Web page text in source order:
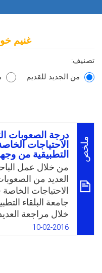
غنيم
تصنيف:
من الجديد للقديم
ملخص
درجة الصعوبات
الاحتياجات
التطبيقية من
من خلال عمل
العديد من
الاحتياجات
جامعة البلقاء
خلال مراجعة
الخاصة للهيئة
الحصول على
10-02-2016